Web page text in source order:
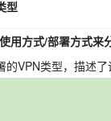
型
用方式/部署方式来
的VPN类型，描述了